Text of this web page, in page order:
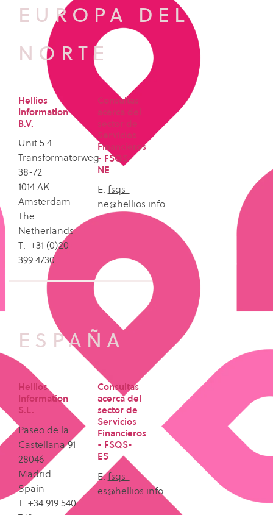
EUROPA DEL
NORTE
Hellios
Information
B.V.
Unit 5.4
Transformatorweg
38-72
1014 AK
Amsterdam
The
Netherlands
T: +31 (0)20
399 4730
Consultas
acerca del
sector de
Servicios
Financieros
- FSQS-
NE
E: fsqs-
ne@hellios.info
ESPAÑA
Hellios
Information
S.L.
Paseo de la
Castellana 91
28046
Madrid
Spain
T: +34 919 540
Consultas
acerca del
sector de
Servicios
Financieros
- FSQS-
ES
E:fsqs-
es@hellios.info